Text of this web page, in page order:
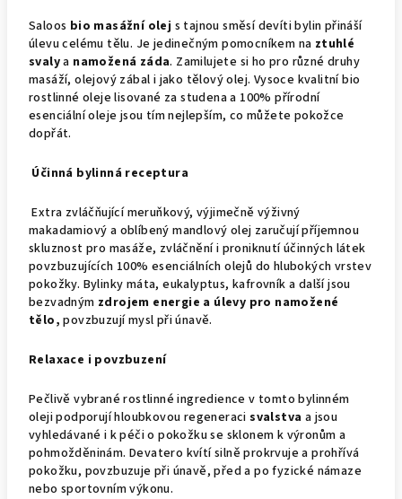
Saloos bio masážní olej s tajnou směsí devíti bylin přináší
úlevu celému tělu. Je jedinečným pomocníkem na ztuhlé
svalya namožená záda. Zamilujete si ho pro různé druhy
masáží, olejový zábal i jako tělový olej. Vysoce kvalitní bio
rostlinné oleje lisované za studena a 100% přírodní
esenciální oleje jsou tím nejlepším, co můžete pokožce
dopřát.
Účinná bylinná receptura
Extra zvláčňující meruňkový, výjimečně výživný
makadamiový a oblíbený mandlový olej zaručují příjemnou
skluznost pro masáže, zvláčnění i proniknutí účinných látek
povzbuzujících 100% esenciálních olejů do hlubokých vrstev
pokožky. Bylinky máta, eukalyptus, kafrovník a další jsou
bezvadným zdrojem energie a úlevy pro namožené
tělo, povzbuzují mysl při únavě.
Relaxace i povzbuzení
Pečlivě vybrané rostlinné ingredience v tomto bylinném
oleji podporují hloubkovou regeneracisvalstva a jsou
vyhledávané i k péči o pokožku se sklonem k výronům a
pohmožděninám. Devatero kvítí silně prokrvuje a prohřívá
pokožku, povzbuzuje při únavě, před a po fyzické námaze
nebo sportovním výkonu.